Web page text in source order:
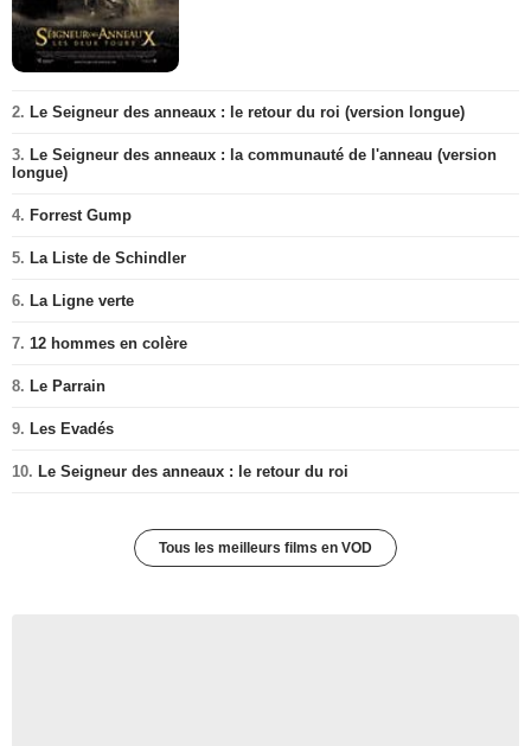
2. Le Seigneur des anneaux : le retour du roi (version longue)
3. Le Seigneur des anneaux : la communauté de l'anneau (version
longue)
4. Forrest Gump
5. La Liste de Schindler
6. La Ligne verte
7. 12 hommes en colère
8. Le Parrain
9. Les Evadés
10. Le Seigneur des anneaux : le retour du roi
Tous les meilleurs films en VOD